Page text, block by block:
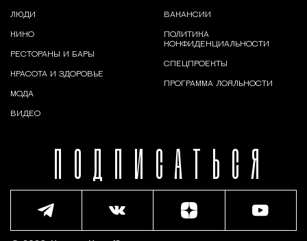
ПОДПИСАТЬСЯ
ЛЮДИ
КИНО
РЕСТОРАНЫ И БАРЫ
КРАСОТА И ЗДОРОВЬЕ
МОДА
ВИДЕО
ВАКАНСИИ
ПОЛИТИКА
КОНФИДЕНЦИАЛЬНОСТИ
СПЕЦПРОЕКТЫ
ПРОГРАММА ЛОЯЛЬНОСТИ